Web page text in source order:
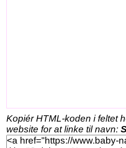
Kopiér HTML-koden i feltet
website for at linke til navn: